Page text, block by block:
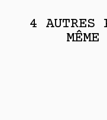
4 AUTRES